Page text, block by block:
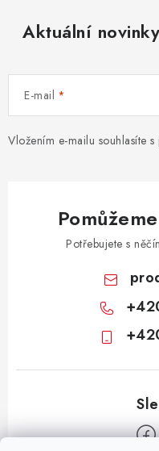
Aktuální
E-mail
Vložením e-mailu souhlasíte s
Potřebujete s